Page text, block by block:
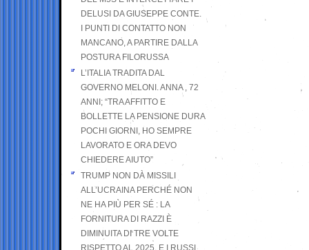
DELUSI DA GIUSEPPE CONTE.
I PUNTI DI CONTATTO NON
MANCANO, A PARTIRE DALLA
POSTURA FILORUSSA
L’ITALIA TRADITA DAL
GOVERNO MELONI. ANNA , 72
ANNI; “TRA AFFITTO E
BOLLETTE LA PENSIONE DURA
POCHI GIORNI, HO SEMPRE
LAVORATO E ORA DEVO
CHIEDERE AIUTO”
TRUMP NON DÀ MISSILI
ALL’UCRAINA PERCHÉ NON
NE HA PIÙ PER SÉ : LA
FORNITURA DI RAZZI È
DIMINUITA DI TRE VOLTE
RISPETTO AL 2025, E I RUSSI